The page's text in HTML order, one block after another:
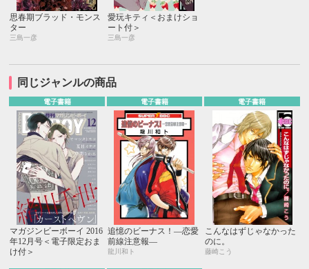
思春期ブラッド・モンス
ター
三島一彦
愛玩キティ＜おまけショ
ート付＞
三島一彦
同じジャンルの商品
電子書籍
マガジンビーボーイ 2016
年12月号＜電子限定おま
け付＞
電子書籍
追憶のビーナス！―恋愛
前線注意報―
龍川和ト
電子書籍
こんなはずじゃなかった
のに。
藤崎こう